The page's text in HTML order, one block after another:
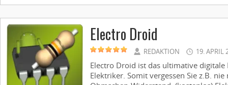
Electro Droid
REDAKTION 19. APRIL
Electro Droid ist das ultimative
Elektriker. Somit vergessen Sie z.B.